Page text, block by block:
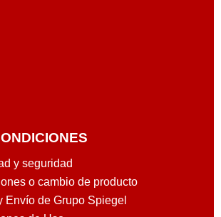
y seguridad
o cambio de producto
Envío de Grupo Spiegel